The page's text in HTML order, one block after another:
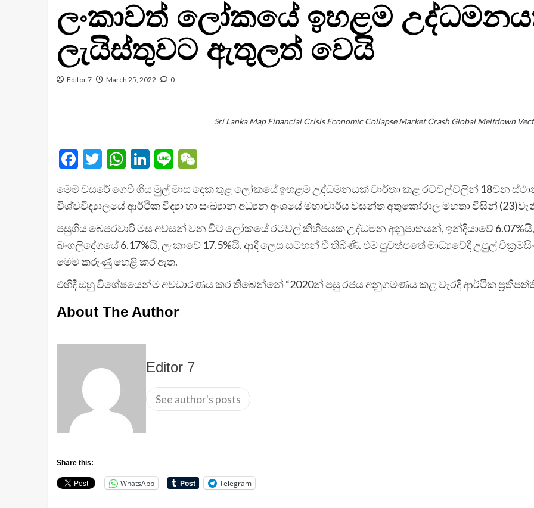
ලංකාවත් ලෝකයේ ඉහළම
ලැයිස්තුවට ඇතුලත් වෙයි
Editor 7 March 25, 2022 0
Sri Lanka Map Financial Crisis Economic Collapse Market Crash Global Meltdown
Facebook
Twitter
WhatsApp
LinkedIn
LineWeChat
මෙම වසරේ ගෙවී ගිය මුල් මාස දෙක තුළ ලෝකයේ ඉහළම උද්ධමනයක් වාර්තා කළ රටවල්වලින් 18වන
විශ්වවිද්‍යාලයේ ආර්ථික විද්‍යා හා සංඛ්‍යාන අධ්‍යන අංශයේ මහාචාර්ය වසන්ත අතුකෝරාල මහතා විසින්
පසුගිය බෙපරවාරි මස අවසන් වන විට ලෝකයේ රටවල් කිහිපයක උද්ධමන අනුපාතයන්, ඉන්දියාවේ 6.07%යි,
බංගලිදේශයේ 6.17%යි, ලංකාවේ 17.5%යි. ආදී ලෙස සටහන් වී තිබිණි. එම පුවත්පතේ මාධ්‍යවේදී උපුල්
මෙම කරුණු හෙළි කර ඇත.
එහිදී ඔහු විශේෂයෙන්ම අවධාරණය කර තිබෙන්නේ “2020න් පසු රජය අනුගමණය කළ වැරදි ආර්ථික
About The Author
Editor 7
See author's posts
Share this:
WhatsApp Telegram